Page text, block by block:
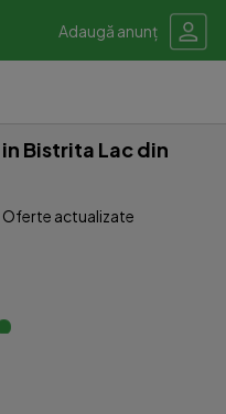
Adaugă anunț
Bistrita Lac din
Oferte actualizate